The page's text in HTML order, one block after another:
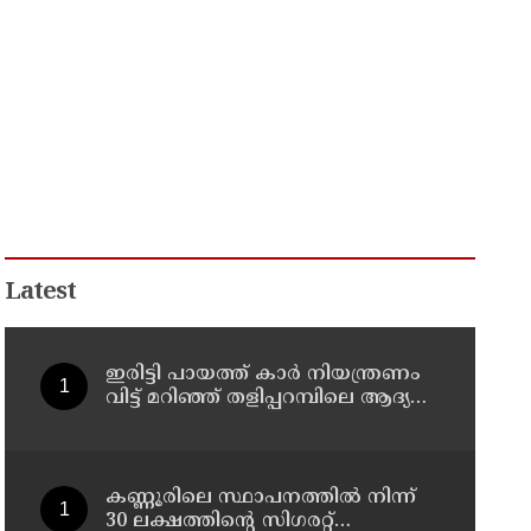
Latest
ഇരിട്ടി പായത്ത് കാർ നിയന്ത്രണം
വിട്ട് മറിഞ്ഞ് തളിപ്പറമ്പിലെ ആദ്യ
കണ്ണൂരിലെ സ്ഥാപനത്തിൽ നിന്ന്
30 ലക്ഷത്തിന്റെ സിഗരറ്റ്